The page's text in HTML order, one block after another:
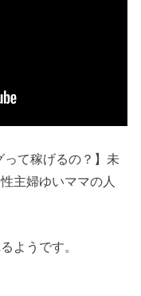
って稼げるの？】未
主婦ゆいママの人
ようです。